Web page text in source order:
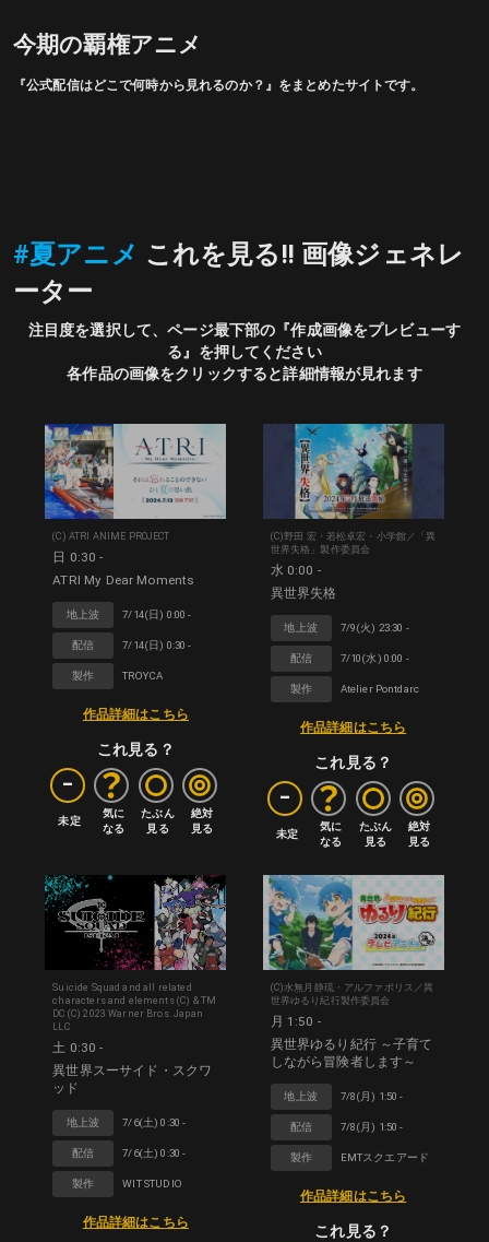
今期の覇権アニメ
『公式配信はどこで何時から見れるのか？』をまとめたサイトです。
#夏アニメ これを見る!! 画像ジェネレ
ーター
注目度を選択して、ページ最下部の『作成画像をプレビューす
る』を押してください
各作品の画像をクリックすると詳細情報が見れます
(C) ATRI ANIME PROJECT
日 0:30 -
ATRI My Dear Moments
地上波 7/14(日) 0:00 -
配信 7/14(日) 0:30 -
製作 TROYCA
作品詳細はこちら
これ見る？
-
未定
気に
なる
たぶん
見る
絶対
見る
(C)野田 宏・若松卓宏・小学館／「異
世界失格」製作委員会
水 0:00 -
異世界失格
地上波 7/9(火) 23:30 -
配信 7/10(水) 0:00 -
製作 Atelier Pontdarc
作品詳細はこちら
これ見る？
-
未定
気に
なる
たぶん
見る
絶対
見る
Suicide Squad and all related
characters and elements (C) & TM
DC (C) 2023 Warner Bros. Japan
LLC
土 0:30 -
異世界スーサイド・スクワ
ッド
地上波 7/6(土) 0:30 -
配信 7/6(土) 0:30 -
製作 WIT STUDIO
作品詳細はこちら
(C)水無月静琉・アルファポリス／異
世界ゆるり紀行製作委員会
月 1:50 -
異世界ゆるり紀行 ～子育て
しながら冒険者します～
地上波 7/8(月) 1:50 -
配信 7/8(月) 1:50 -
製作 EMTスクエアード
作品詳細はこちら
これ見る？